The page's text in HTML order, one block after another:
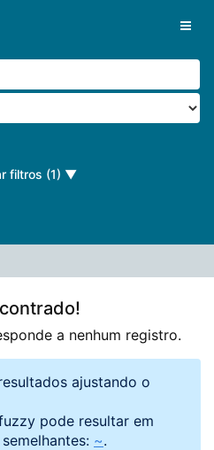
filtros (1)
a nenhum registro.
ajustando o
pode resultar em
~.